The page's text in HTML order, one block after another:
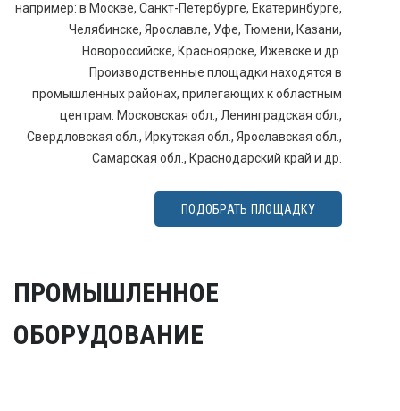
ПОДОБРАТЬ ПЛОЩАДКУ
ПРОМЫШЛЕННОЕ
ОБОРУДОВАНИЕ
например: в Москве, Санкт-Петербурге, Екатеринбурге,
Челябинске, Ярославле, Уфе, Тюмени, Казани,
Новороссийске, Красноярске, Ижевске и др.
Производственные площадки находятся в
промышленных районах, прилегающих к областным
центрам: Московская обл., Ленинградская обл.,
Свердловская обл., Иркутская обл., Ярославская обл.,
Самарская обл., Краснодарский край и др.